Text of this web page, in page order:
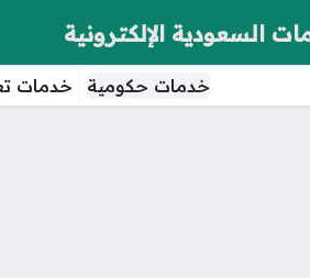
السعودية الإلكترونية
خدمات حكومية خدمات